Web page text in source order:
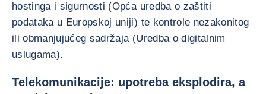
hostinga i sigurnosti (Opća uredba o zaštiti
podataka u Europskoj uniji) te kontrole nezakonitog
ili obmanjujućeg sadržaja (Uredba o digitalnim
uslugama).
Telekomunikacije: upotreba eksplodira, a